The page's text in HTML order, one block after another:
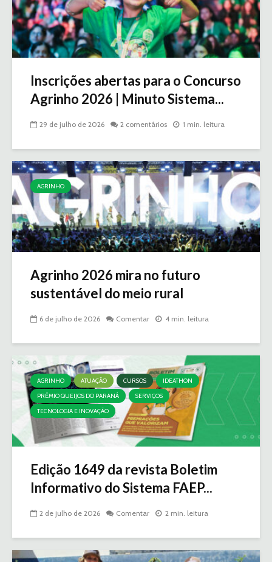
Inscrições abertas para o Concurso
Agrinho 2026 | Minuto Sistema...
29 de julho de 2026 2 comentários 1 min. leitura
AGRINHO
Agrinho 2026 mira no futuro
sustentável do meio rural
6 de julho de 2026 Comentar 4 min. leitura
AGRINHO ATUAÇÃO CURSOS
IDEATHON
PRÊMIO QUEIJOS DO PARANÁ
SERVIÇOS
TECNOLOGIA E INOVAÇÃO
Edição 1649 da revista Boletim
Informativo do Sistema FAEP...
2 de julho de 2026 Comentar 2 min. leitura